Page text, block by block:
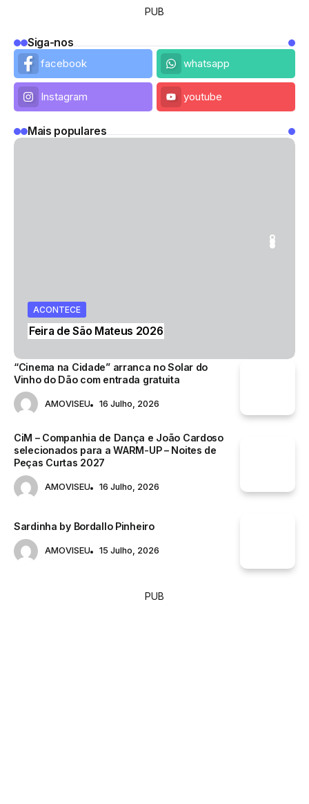
PUB
Siga-nos
facebook
whatsapp
Instagram youtube
Mais populares
São Mateus 2026
McDonald’s abre novo restaurante
em Viseu
“Cinema na Cidade” arranca no Solar do
Vinho do Dão com entrada gratuita
AMOVISEU 16 Julho, 2026
CiM – Companhia de Dança e João Cardoso
selecionados para a WARM-UP – Noites de
Peças Curtas 2027
AMOVISEU 16 Julho, 2026
Sardinha by Bordallo Pinheiro
AMOVISEU 15 Julho, 2026
PUB